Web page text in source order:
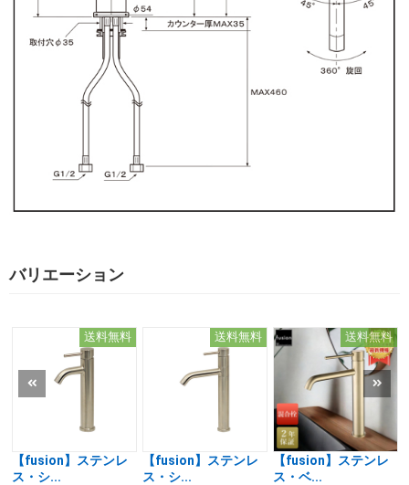
バリエーション
送料無料
【fusion】ステンレ
ス・シ...
送料無料
【fusion】ステンレ
ス・シ...
送料無料
【fusion】ステンレ
ス・ベ...